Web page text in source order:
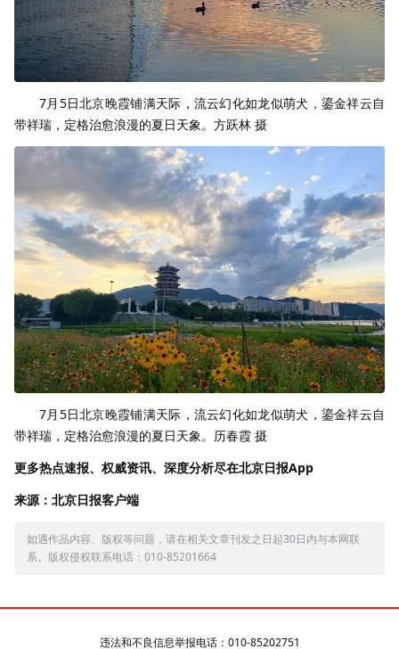
7月5日北京晚霞铺满天际，流云幻化如龙似萌犬，鎏金祥云自
带祥瑞，定格治愈浪漫的夏日天象。方跃林 摄
7月5日北京晚霞铺满天际，流云幻化如龙似萌犬，鎏金祥云自
带祥瑞，定格治愈浪漫的夏日天象。历春霞 摄
更多热点速报、权威资讯、深度分析尽在北京日报App
来源：北京日报客户端
如遇作品内容、版权等问题，请在相关文章刊发之日起30日内与本网联
系。版权侵权联系电话：010-85201664
违法和不良信息举报电话：010-85202751